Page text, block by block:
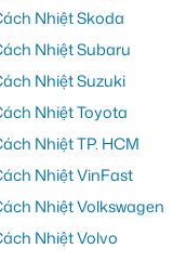
Nhiệt Skoda
Nhiệt Subaru
Nhiệt Suzuki
Nhiệt Toyota
Nhiệt TP. HCM
Nhiệt VinFast
Nhiệt Volkswagen
Nhiệt Volvo